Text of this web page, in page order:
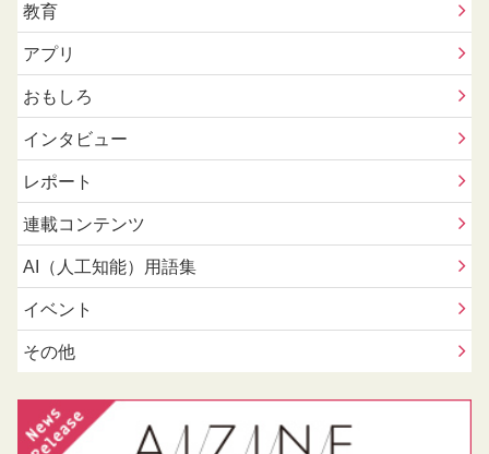
教育
アプリ
おもしろ
インタビュー
レポート
連載コンテンツ
AI（人工知能）用語集
イベント
その他